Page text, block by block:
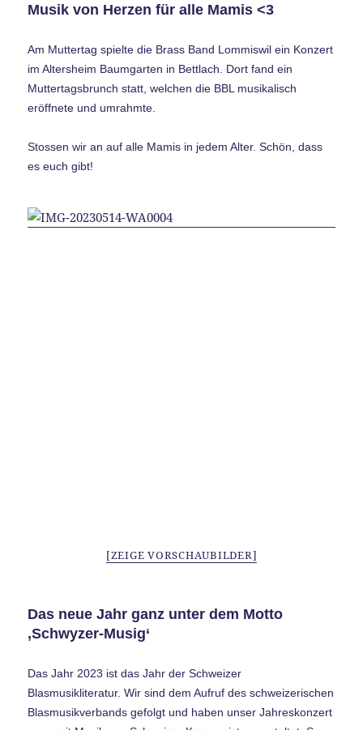
Musik von Herzen für alle Mamis <3
Am Muttertag spielte die Brass Band Lommiswil ein Konzert
im Altersheim Baumgarten in Bettlach. Dort fand ein
Muttertagsbrunch statt, welchen die BBL musikalisch
eröffnete und umrahmte.
Stossen wir an auf alle Mamis in jedem Alter. Schön, dass
es euch gibt!
[ZEIGE VORSCHAUBILDER]
Das neue Jahr ganz unter dem Motto
‚Schwyzer-Musig‘
Das Jahr 2023 ist das Jahr der Schweizer
Blasmusikliteratur. Wir sind dem Aufruf des schweizerischen
Blasmusikverbands gefolgt und haben unser Jahreskonzert